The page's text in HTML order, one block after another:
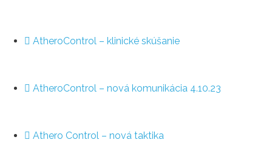
AtheroControl – klinické skúšanie
AtheroControl – nová komunikácia 4.10.23
Athero Control – nová taktika